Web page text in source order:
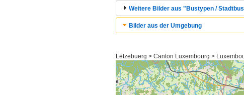
Weitere Bilder aus "Bustypen /
Bilder aus der Umgebung
Lëtzebuerg > Canton Luxembourg >